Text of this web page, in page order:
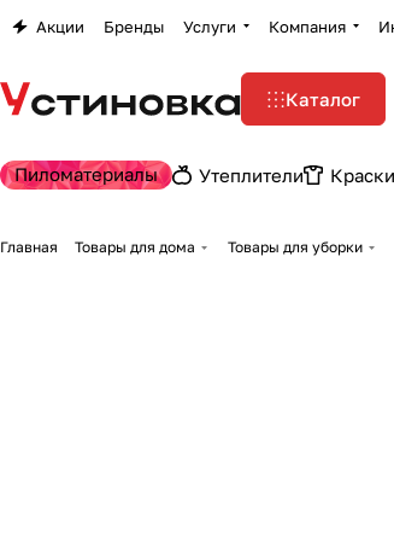
Акции Бренды Услуги Компания
Каталог
Пиломатериалы Утеплители Краски
Главная Товары для дома Товары для уборки